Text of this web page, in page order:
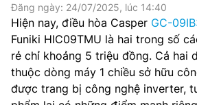
Đăng ngày: 24/07/2025, lúc 14:40
Hiện nay, điều hòa Casper GC-
Funiki HIC09TMU là hai trong số
rẻ chỉ khoảng 5 triệu đồng. Cả hai
thuộc dòng máy 1 chiều sở hữu
được trang bị công nghệ inverter,